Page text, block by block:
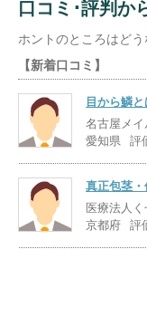
口コミ･評判か
ホントのところはど
【新着口コミ】
目から鱗
名古屋メイ
愛知県
評
真正包茎・
医療法人
京都府
評